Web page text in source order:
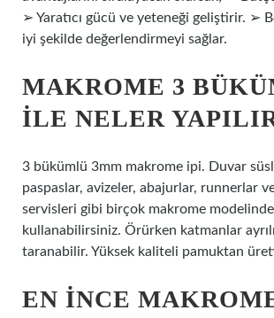
➢ Yaratıcı gücü ve yeteneği geliştirir. ➢
iyi şekilde değerlendirmeyi sağlar.
MAKROME 3
ILE NELER
3 bükümlü 3mm makrome ipi. Duvar
paspaslar, avizeler, abajurlar, runnerlar
servisleri gibi birçok makrome modelinde
kullanabilirsiniz. Örürken katmanlar
taranabilir. Yüksek kaliteli pamuktan
EN INCE